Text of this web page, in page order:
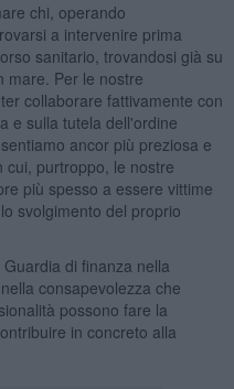
chi, operando
a intervenire prima
sanitario, trovandosi già su
mare. Per le nostre
collaborare fattivamente con
e sulla tutela dell'ordine
ancor più preziosa e
cui, purtroppo, le nostre
più spesso a essere vittime
svolgimento del proprio
Guardia di finanza nella
consapevolezza che
possono fare la
in concreto alla